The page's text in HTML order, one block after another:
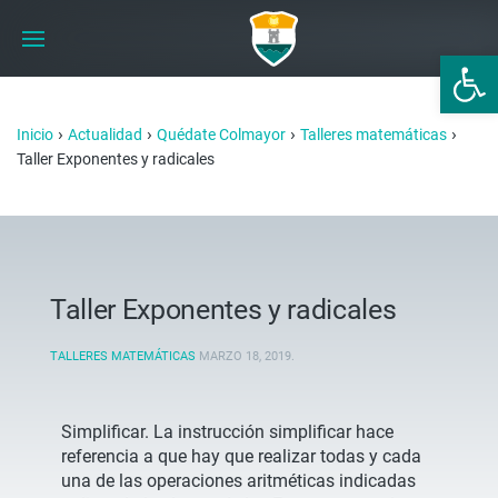
Abrir
Inicio › Actualidad › Quédate Colmayor › Talleres matemáticas ›
Taller Exponentes y radicales
Taller Exponentes y radicales
TALLERES MATEMÁTICAS MARZO 18, 2019.
Simplificar. La instrucción simplificar hace
referencia a que hay que realizar todas y cada
una de las operaciones aritméticas indicadas